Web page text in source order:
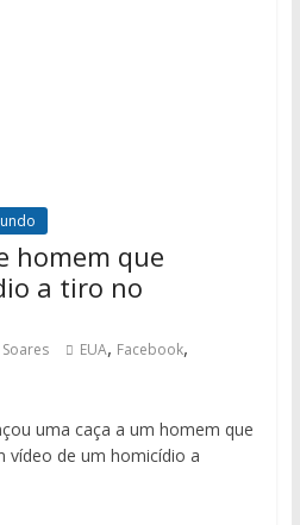
homem que
a tiro no
EUA, Facebook,
uma caça a um homem que
vídeo de um homicídio a